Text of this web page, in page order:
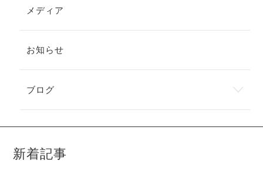
メディア
お知らせ
ブログ
新着記事